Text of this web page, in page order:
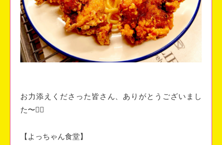
お力添えくださった皆さん、ありがとうございまし
た〜🙇‍♀️
【よっちゃん食堂】